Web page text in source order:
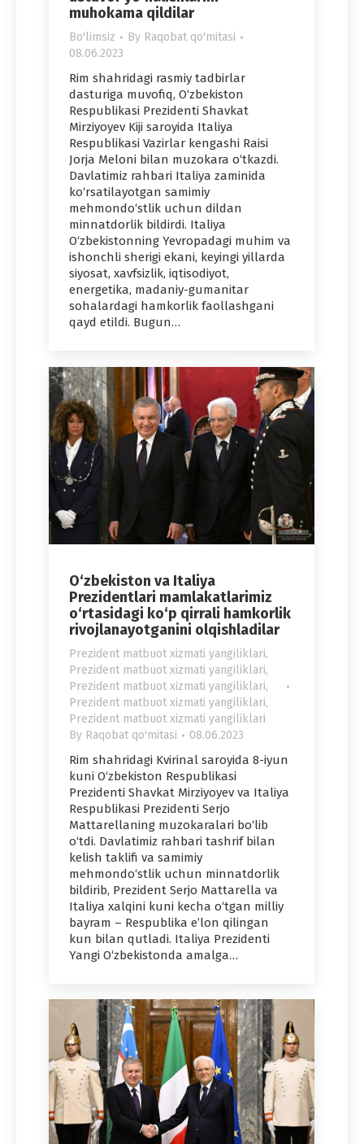
muhokama qildilar
Bo'limsiz By Raqobat qo'mitasi
08.06.2023
Rim shahridagi rasmiy tadbirlar
dasturiga muvofiq, O‘zbekiston
Respublikasi Prezidenti Shavkat
Mirziyoyev Kiji saroyida Italiya
Respublikasi Vazirlar kengashi Raisi
Jorja Meloni bilan muzokara o‘tkazdi.
Davlatimiz rahbari Italiya zaminida
ko‘rsatilayotgan samimiy
mehmondo‘stlik uchun dildan
minnatdorlik bildirdi. Italiya
O‘zbekistonning Yevropadagi muhim va
ishonchli sherigi ekani, keyingi yillarda
siyosat, xavfsizlik, iqtisodiyot,
energetika, madaniy-gumanitar
sohalardagi hamkorlik faollashgani
qayd etildi. Bugun…
O‘zbekiston va Italiya
Prezidentlari mamlakatlarimiz
o‘rtasidagi ko‘p qirrali hamkorlik
rivojlanayotganini olqishladilar
Prezident matbuot xizmati yangiliklari,
Prezident matbuot xizmati yangiliklari,
Prezident matbuot xizmati yangiliklari,
Prezident matbuot xizmati yangiliklari,
Prezident matbuot xizmati yangiliklari
By Raqobat qo'mitasi 08.06.2023
Rim shahridagi Kvirinal saroyida 8-iyun
kuni O‘zbekiston Respublikasi
Prezidenti Shavkat Mirziyoyev va Italiya
Respublikasi Prezidenti Serjo
Mattarellaning muzokaralari bo‘lib
o‘tdi. Davlatimiz rahbari tashrif bilan
kelish taklifi va samimiy
mehmondo‘stlik uchun minnatdorlik
bildirib, Prezident Serjo Mattarella va
Italiya xalqini kuni kecha o‘tgan milliy
bayram – Respublika e’lon qilingan
kun bilan qutladi. Italiya Prezidenti
Yangi O‘zbekistonda amalga…